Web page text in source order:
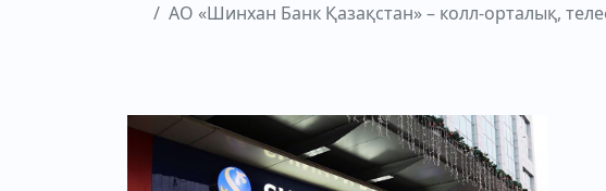
АО «Шинхан Банк Қазақстан» – колл-орталық,